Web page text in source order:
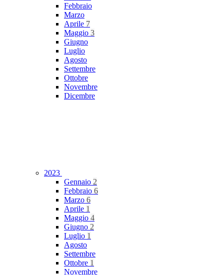
Febbraio
Marzo
Aprile 7
Maggio 3
Giugno
Luglio
Agosto
Settembre
Ottobre
Novembre
Dicembre
2023
Gennaio 2
Febbraio 6
Marzo 6
Aprile 1
Maggio 4
Giugno 2
Luglio 1
Agosto
Settembre
Ottobre 1
Novembre